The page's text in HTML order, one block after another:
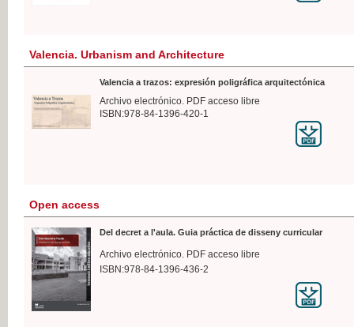
Valencia. Urbanism and Architecture
Valencia a trazos: expresión poligráfica arquitectónica
Archivo electrónico. PDF acceso libre
ISBN:978-84-1396-420-1
Open access
Del decret a l'aula. Guia práctica de disseny curricular
Archivo electrónico. PDF acceso libre
ISBN:978-84-1396-436-2